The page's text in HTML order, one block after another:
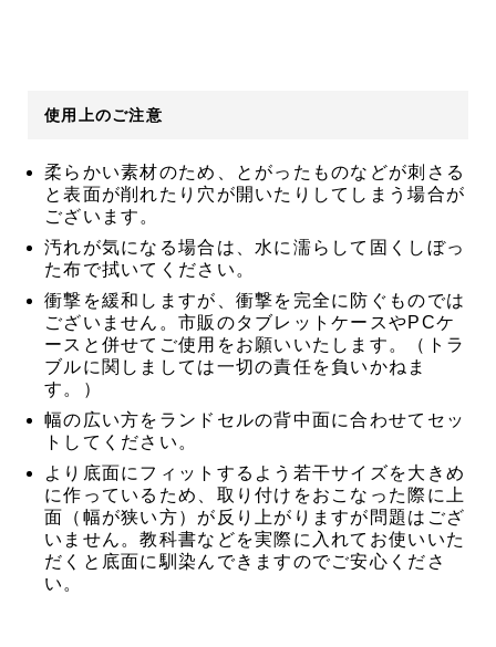
使用上のご注意
柔らかい素材のため、とがったものなどが刺さる
と表面が削れたり穴が開いたりしてしまう場合が
ございます。
汚れが気になる場合は、水に濡らして固くしぼっ
た布で拭いてください。
衝撃を緩和しますが、衝撃を完全に防ぐものでは
ございません。市販のタブレットケースやPCケ
ースと併せてご使用をお願いいたします。（トラ
ブルに関しましては一切の責任を負いかねま
す。）
幅の広い方をランドセルの背中面に合わせてセッ
トしてください。
より底面にフィットするよう若干サイズを大きめ
に作っているため、取り付けをおこなった際に上
面（幅が狭い方）が反り上がりますが問題はござ
いません。教科書などを実際に入れてお使いいた
だくと底面に馴染んできますのでご安心くださ
い。